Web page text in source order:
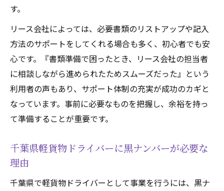
す。
リース会社によっては、必要書類のリストアップや記入
方法のサポートをしてくれる場合も多く、初心者でも安
心です。『書類準備で困ったとき、リース会社の担当者
に相談しながら進められたためスムーズだった』という
利用者の声もあり、サポート体制の充実が成功のカギと
なっています。事前に必要なものを把握し、余裕を持っ
て準備することが重要です。
千葉県軽貨物ドライバーに黒ナンバーが必要な
理由
千葉県で軽貨物ドライバーとして事業を行うには、黒ナ